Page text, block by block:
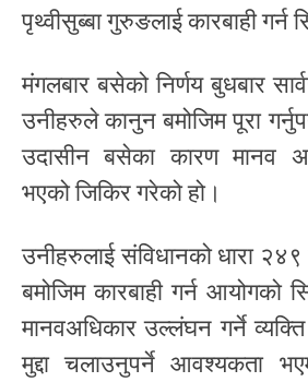
पृथ्वीसुब्बा गुरुङलाई कारबाही गर्न
मंगलबार बसेको निर्णय बुधबार
उनीहरुले कानुन बमोजिम पूरा
उदासीन बसेका कारण मानव
भएको जिकिर गरेको हो।
उनीहरुलाई संविधानको धारा
बमोजिम कारबाही गर्न आयोगको
मानवअधिकार उल्लंघन गर्ने
मुद्दा चलाउनुपर्ने आवश्यकता